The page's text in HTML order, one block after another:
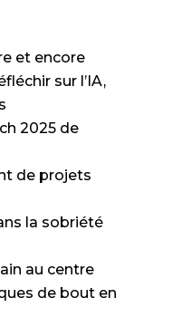
et encore
sur l’IA,
2025 de
de projets
la sobriété
au centre
de bout en